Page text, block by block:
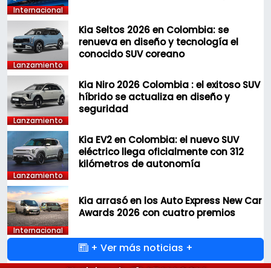
Internacional
Lanzamiento
Kia Seltos 2026 en Colombia: se
renueva en diseño y tecnología el
conocido SUV coreano
Lanzamiento
Kia Niro 2026 Colombia : el exitoso SUV
híbrido se actualiza en diseño y
seguridad
Lanzamiento
Kia EV2 en Colombia: el nuevo SUV
eléctrico llega oficialmente con 312
kilómetros de autonomía
Internacional
Kia arrasó en los Auto Express New Car
Awards 2026 con cuatro premios
+ Ver más noticias +